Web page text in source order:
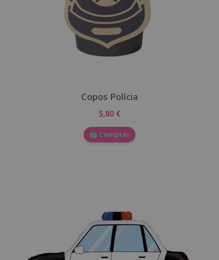
Copos Polícia
5,80 €
Comprar